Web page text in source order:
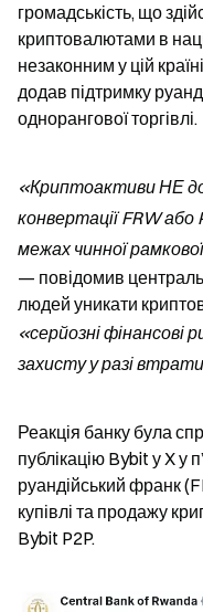
громадськість, що
криптовалютами в
незаконним у цій
додав підтримку
однорангової торгівлі.
«Криптоактиви НЕ
конвертації FRW або
межах чинної
— повідомив
людей уникати
«серйозні фінансові
захисту у разі
Реакція банку була
публікацію Bybit у X у
руандійський франк
купівлі та продажу
Bybit P2P.